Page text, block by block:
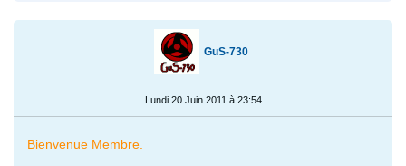
GuS-730
Lundi 20 Juin 2011 à 23:54
Bienvenue Membre.